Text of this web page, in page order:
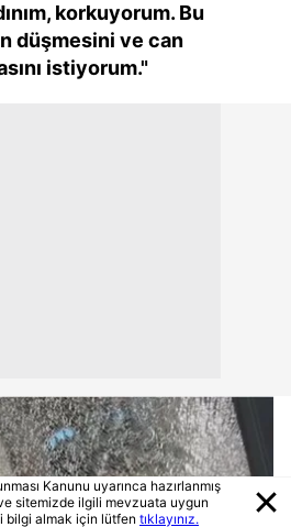
korkuyorum. Bu
düşmesini ve can
istiyorum."
Kanunu uyarınca hazırlanmış
sitemizde ilgili mevzuata uygun
bilgi almak için lütfen tıklayınız.